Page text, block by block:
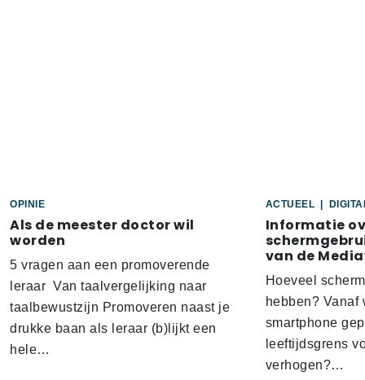
OPINIE
Als de meester doctor wil
worden
5 vragen aan een promoverende
leraar Van taalvergelijking naar
taalbewustzijn Promoveren naast je
drukke baan als leraar (b)lijkt een
hele…
ACTUEEL
Informatie
van de
Hoeveel
hebben?
smartphone
leeftijdsgrens
verhogen?…